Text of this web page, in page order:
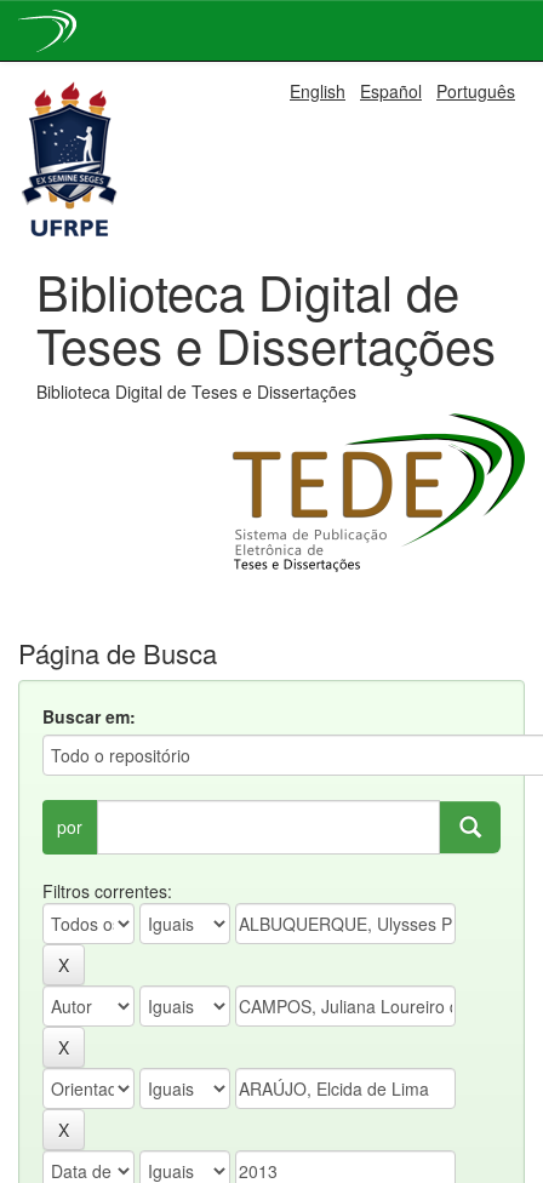
navigation
English Español Português
Biblioteca Digital de
Teses e Dissertações
Biblioteca Digital de Teses e Dissertações
Página de Busca
Buscar em:
por
Filtros correntes: